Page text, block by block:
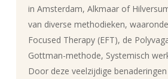
in Amsterdam, Alkmaar of
van diverse methodieken,
Focused Therapy (EFT), de
Gottman-methode, Systemisch
Door deze veelzijdige